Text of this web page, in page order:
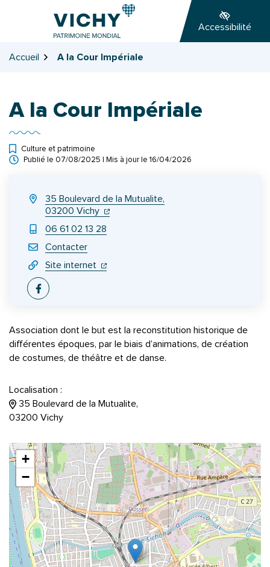
page
Accessibilité
Accueil A la Cour Impériale
A la Cour Impériale
Culture et patrimoine
Publié le 07/08/2025 | Mis à jour le 16/04/2026
35 Boulevard de la Mutualite,
03200 Vichy (ouverture dans un nouvel onglet)
(ouverture dans un nouvel onglet)
06 61 02 13 28
Contacter
Site internet (ouverture dans un nouvel onglet)
(ouverture dans un nouvel onglet)
Facebook
Association dont le but est la reconstitution historique de
différentes époques, par le biais d’animations, de création
de costumes, de théâtre et de danse.
Localisation :
35 Boulevard de la Mutualite,
03200 Vichy
+
−